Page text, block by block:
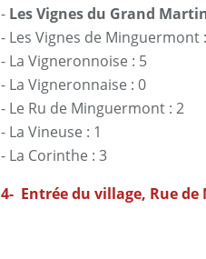
- Les Vignes du Grand
- Les Vignes de Minguermont
- La Vigneronnoise : 5
- La Vigneronnaise : 0
- Le Ru de Minguermont : 2
- La Vineuse : 1
- La Corinthe : 3
4- Entrée du village, Rue de